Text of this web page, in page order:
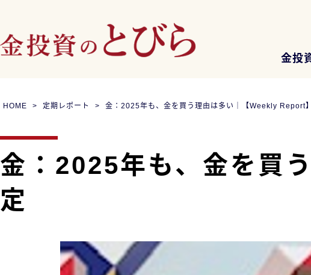
金投
HOME 定期レポート 金：2025年も、金を買う理由は多い｜【Weekly Report
金：2025年も、金を買
定